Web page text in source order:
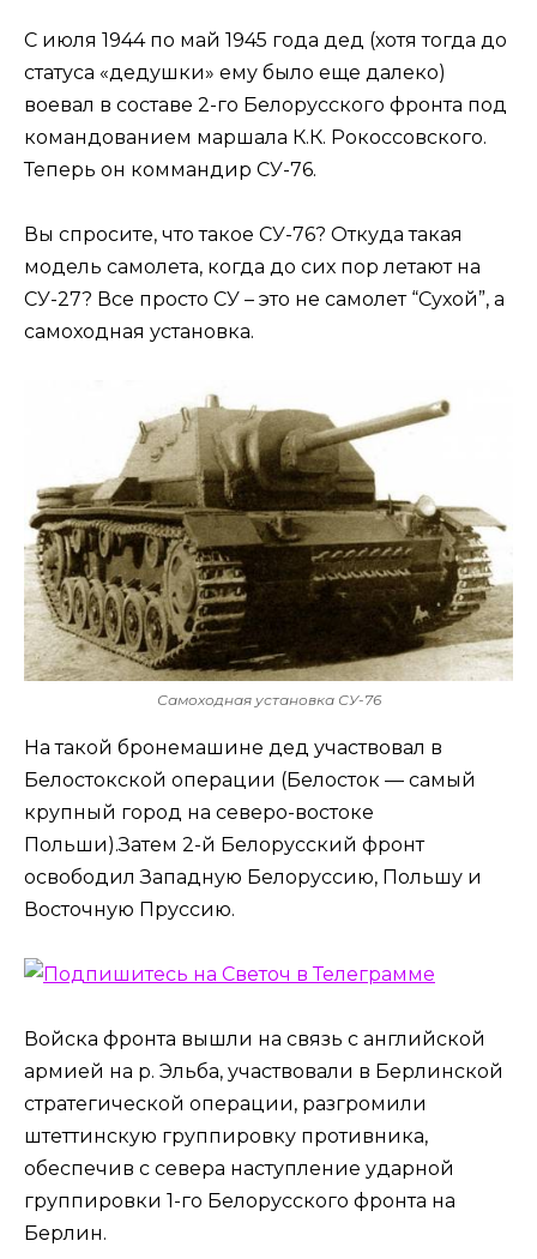
С июля 1944 по май 1945 года дед (хотя тогда до
статуса «дедушки» ему было еще далеко)
воевал в составе 2-го Белорусского фронта под
командованием маршала К.К. Рокоссовского.
Теперь он коммандир СУ-76.
Вы спросите, что такое СУ-76? Откуда такая
модель самолета, когда до сих пор летают на
СУ-27? Все просто СУ – это не самолет “Сухой”, а
самоходная установка.
Самоходная установка СУ-76
На такой бронемашине дед участвовал в
Белостокской операции (Белосток — самый
крупный город на северо-востоке
Польши).Затем 2-й Белорусский фронт
освободил Западную Белоруссию, Польшу и
Восточную Пруссию.
Войска фронта вышли на связь с английской
армией на р. Эльба, участвовали в Берлинской
стратегической операции, разгромили
штеттинскую группировку противника,
обеспечив с севера наступление ударной
группировки 1-го Белорусского фронта на
Берлин.